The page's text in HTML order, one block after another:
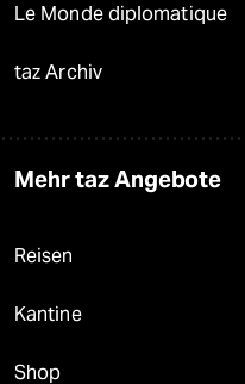
Le Monde diplomatique
taz Archiv
Mehr taz Angebote
Reisen
Kantine
Shop